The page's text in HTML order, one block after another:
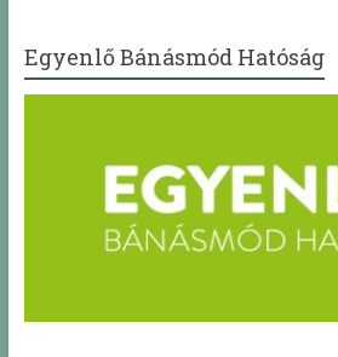
Egyenlő Bánásmód Hatóság